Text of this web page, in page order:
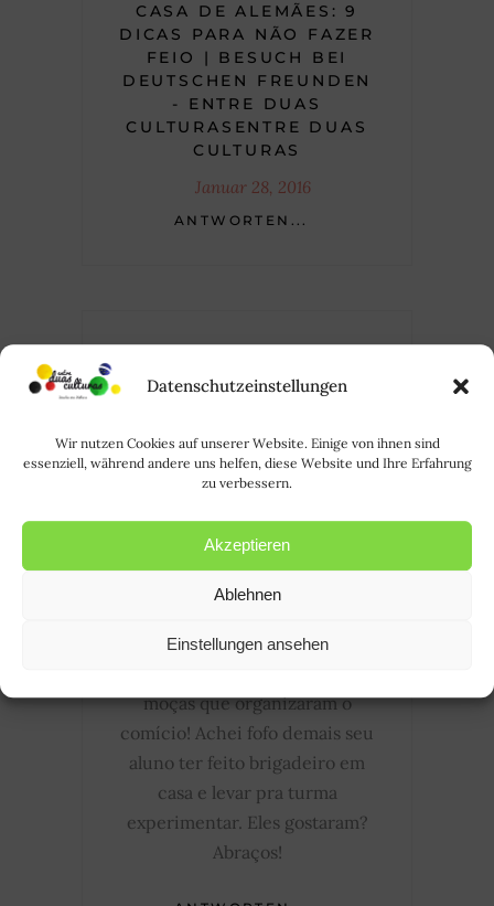
Datenschutzeinstellungen
Wir nutzen Cookies auf unserer Website. Einige von ihnen sind
essenziell, während andere uns helfen, diese Website und Ihre Erfahrung
zu verbessern.
Akzeptieren
Ablehnen
Einstellungen ansehen
CASA DE ALEMÃES: 9
DICAS PARA NÃO FAZER
FEIO | BESUCH BEI
DEUTSCHEN FREUNDEN
- ENTRE DUAS
CULTURASENTRE DUAS
CULTURAS
Januar 28, 2016
ANTWORTEN...
August 1, 2017
Hallo Rode! Tudo bem? Muito
interessante esse post!
Confesso, que não conhecia a
maravilha! Achei bem
moças que organizaram o
comício! Achei fofo demais seu
aluno ter feito brigadeiro em
casa e levar pra turma
experimentar. Eles gostaram?
Abraços!